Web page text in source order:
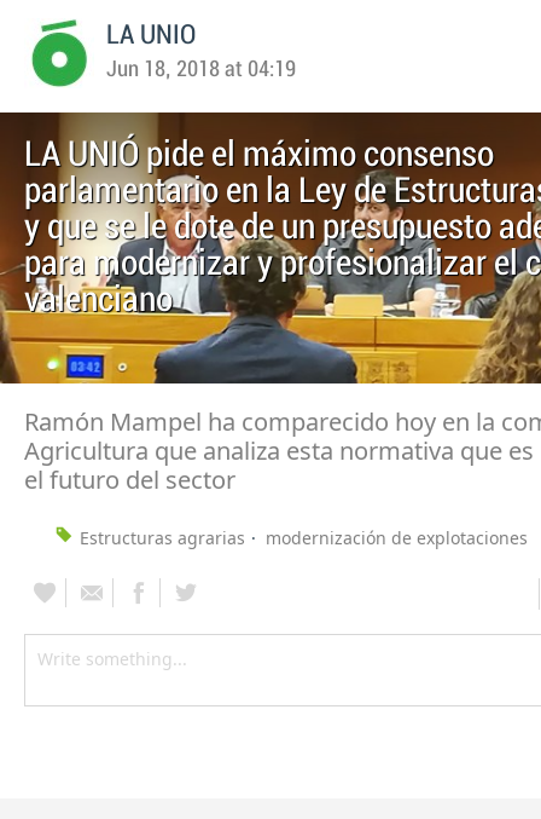
LA UNIO
Jun 18, 2018 at 04:19
LA UNIÓ pide el máximo consenso
parlamentario en la Ley de
y que se le dote de un presupuesto
para modernizar y profesionalizar el
valenciano
Ramón Mampel ha comparecido hoy en la
Agricultura que analiza esta normativa que es
el futuro del sector
Estructuras agrarias modernización de explotaciones